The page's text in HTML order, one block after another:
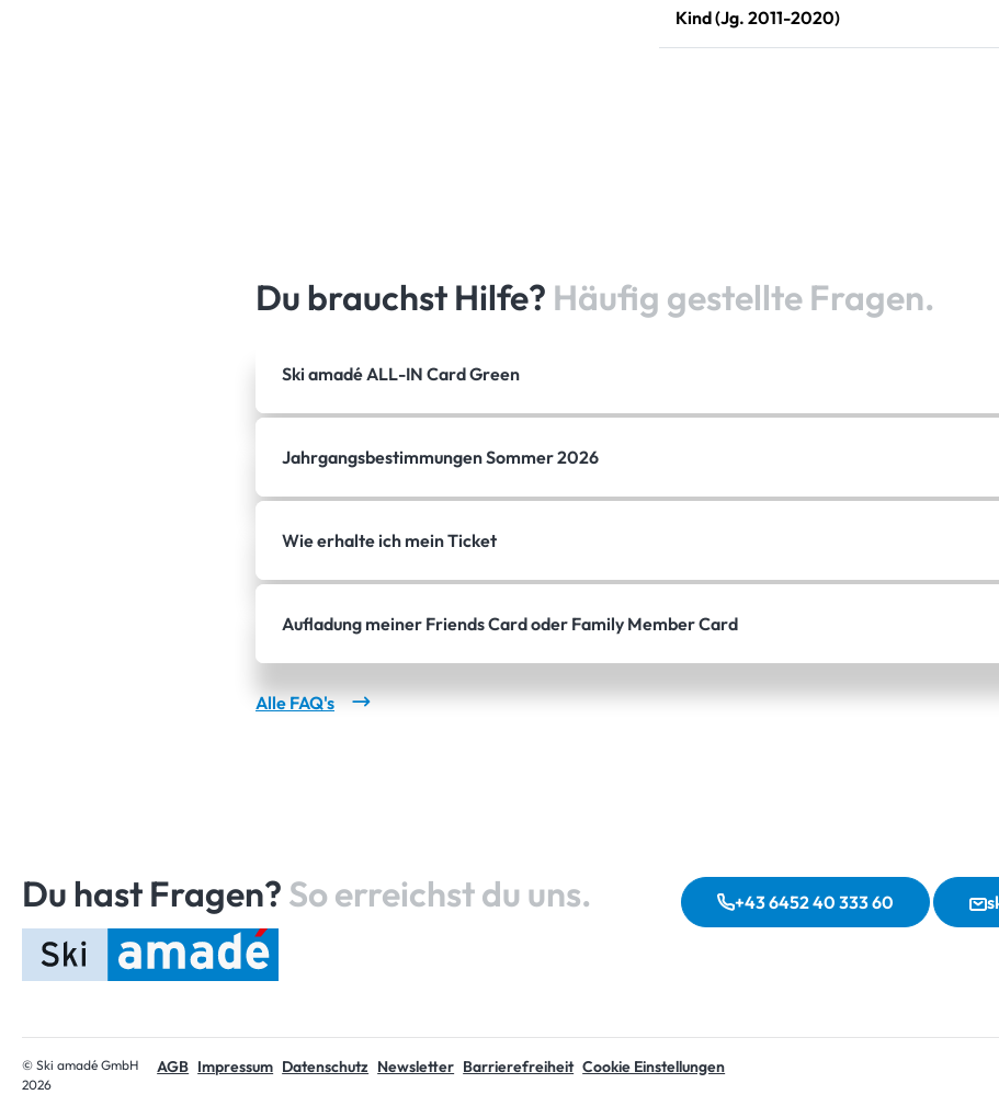
Kind (Jg. 2011-2020)
Du brauchst Hilfe? Häufig gestellte Fragen.
Ski amadé ALL-IN Card Green
Jahrgangsbestimmungen Sommer 2026
Wie erhalte ich mein Ticket
Aufladung meiner Friends Card oder Family Member Card
Alle FAQ's
Du hast Fragen? So erreichst du uns. +43 6452 40 333 60
© Ski amadé GmbH
2026
AGB Impressum Datenschutz Newsletter Barrierefreiheit Cookie Einstellungen